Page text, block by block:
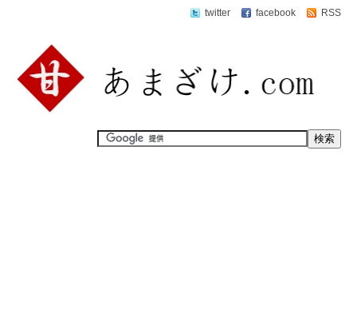
twitter facebook RSS